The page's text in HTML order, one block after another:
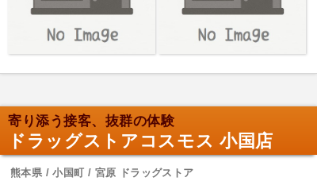
寄り添う接客、抜群の体験
ドラッグストアコスモス 小国店
熊本県 / 小国町 / 宮原 ドラッグストア